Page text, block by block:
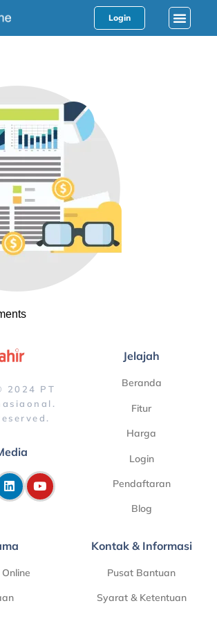
Login
2024 PT
Jelajah
Beranda
Fitur
Harga
Login
Pendaftaran
Blog
Kontak & Informasi
Pusat Bantuan
Syarat & Ketentuan